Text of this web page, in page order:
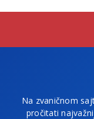
Na zvaničnom
pročitati